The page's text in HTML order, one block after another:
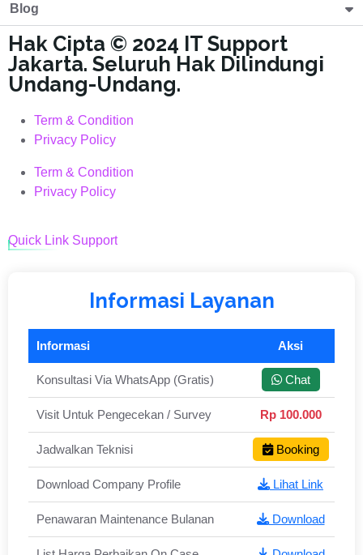
Blog
Hak Cipta © 2024 IT Support
Jakarta. Seluruh Hak Dilindungi
Undang-Undang.
Term & Condition
Privacy Policy
Term & Condition
Privacy Policy
Quick Link Support
Informasi Layanan
Informasi Aksi
Konsultasi Via WhatsApp (Gratis) Chat
Visit Untuk Pengecekan / Survey Rp 100.000
Jadwalkan Teknisi Booking
Download Company Profile Lihat Link
Penawaran Maintenance Bulanan Download